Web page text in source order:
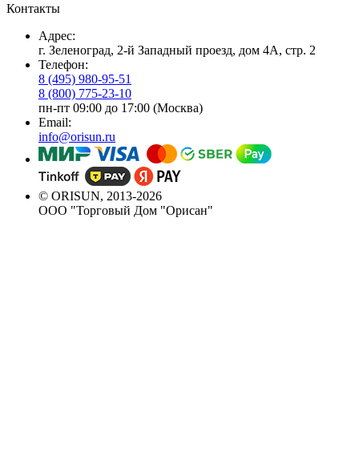
Контакты
Адрес:
г. Зеленоград, 2-й Западный проезд, дом 4А, стр. 2
Телефон:
8 (495) 980-95-51
8 (800) 775-23-10
пн-пт 09:00 до 17:00 (Москва)
Email:
info@orisun.ru
© ORISUN, 2013-2026
ООО "Торговый Дом "Орисан"